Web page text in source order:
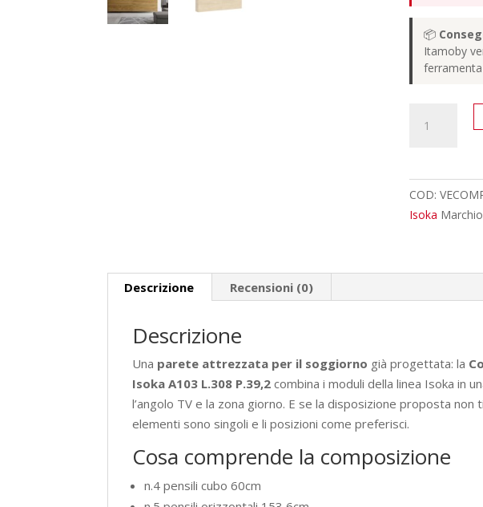
📦
Itamoby
parete
A103
L.308
COD:
Isoka
Descrizione Recensioni (0)
Descrizione
Una parete attrezzata per il soggiorno già progettata: la
Isoka A103 L.308 P.39,2 combina i moduli della linea Isoka in
l’angolo TV e la zona giorno. E se la disposizione proposta non
elementi sono singoli e li posizioni come preferisci.
Cosa comprende la composizione
n.4 pensili cubo 60cm